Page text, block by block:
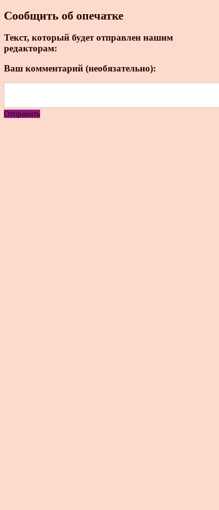
Сообщить об опечатке
Текст, который будет отправлен нашим
редакторам:
Ваш комментарий (необязательно):
Отправить